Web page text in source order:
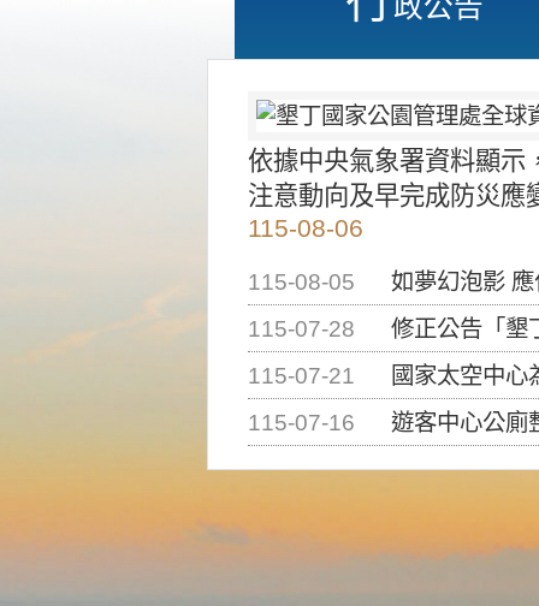
依據中央氣象署資料顯示
注意動向及早完成防災應
115-08-06
115-08-05
如夢幻泡影
115-07-28
修正公告「墾丁國家公
115-07-21
國家太空中心為辦理
115-07-16
遊客中心公廁